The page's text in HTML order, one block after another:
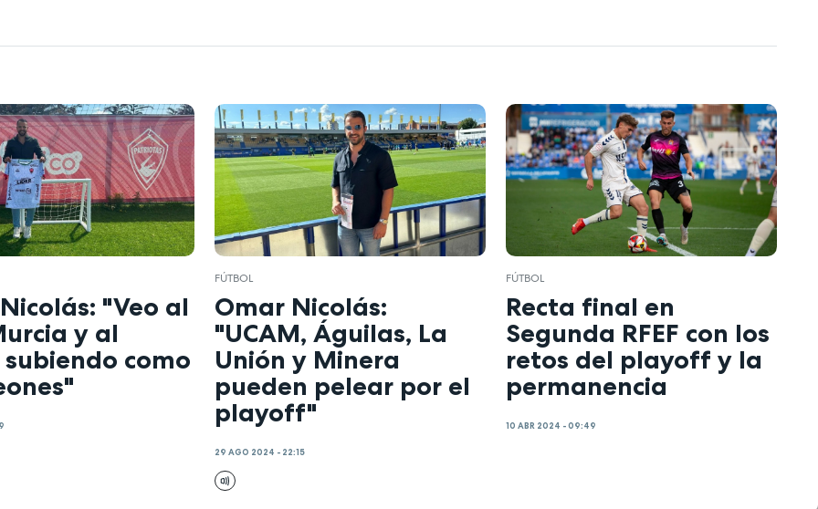
"Veo al
y al
subiendo como
FÚTBOL
Omar Nicolás:
"UCAM, Águilas, La
Unión y Minera
pueden pelear por el
playoff"
29 AGO 2024 - 22:15
FÚTBOL
Recta final en
Segunda RFEF con los
retos del playoff y la
permanencia
10 ABR 2024 - 09:49